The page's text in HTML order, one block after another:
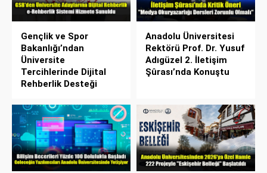
Gençlik ve Spor
Bakanlığı’ndan
Üniversite
Tercihlerinde Dijital
Rehberlik Desteği
Anadolu Üniversitesi
Rektörü Prof. Dr. Yusuf
Adıgüzel 2. İletişim
Şûrası’nda Konuştu